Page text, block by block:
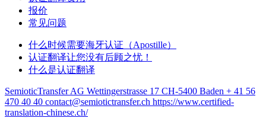
报价
常见问题
什么时候需要海牙认证（Apostille）
认证翻译让您没有后顾之忧！
什么是认证翻译
SemioticTransfer AG Wettingerstrasse 17 CH-5400 Baden + 41 56
470 40 40 contact@semiotictransfer.ch https://www.certified-
translation-chinese.ch/